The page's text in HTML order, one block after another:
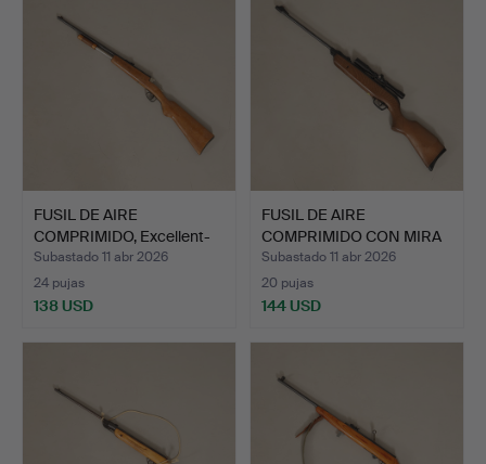
FUSIL DE AIRE
COMPRIMIDO, Excellent-
Rifle …
Subastado 11 abr 2026
24 pujas
138 USD
FUSIL DE AIRE
COMPRIMIDO CON MIRA
BINOCULA…
Subastado 11 abr 2026
20 pujas
144 USD